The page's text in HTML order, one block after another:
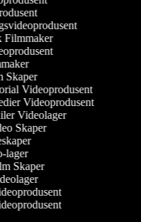
Filmmaker
Skaper
Videoprodusent
Videoprodusent
Videolager
Skaper
lager
Skaper